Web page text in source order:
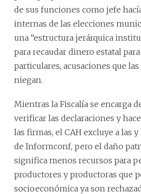
de sus funciones como jefe
internas de las elecciones
una “estructura jerárquica
para recaudar dinero estatal
particulares, acusaciones que
niegan.
Mientras la Fiscalía se encarga
verificar las declaraciones y
las firmas, el CAH excluye a las
de Informconf, pero el daño
significa menos recursos para
productores y productoras que
socioeconómica ya son